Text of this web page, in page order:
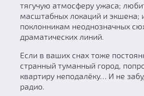
тягучую атмосферу ужаса;
масштабных локаций и экшена;
поклонникам неоднозначных
драматических линий.
Если в ваших снах тоже
странный туманный город,
квартиру неподалёку… И не
радио.